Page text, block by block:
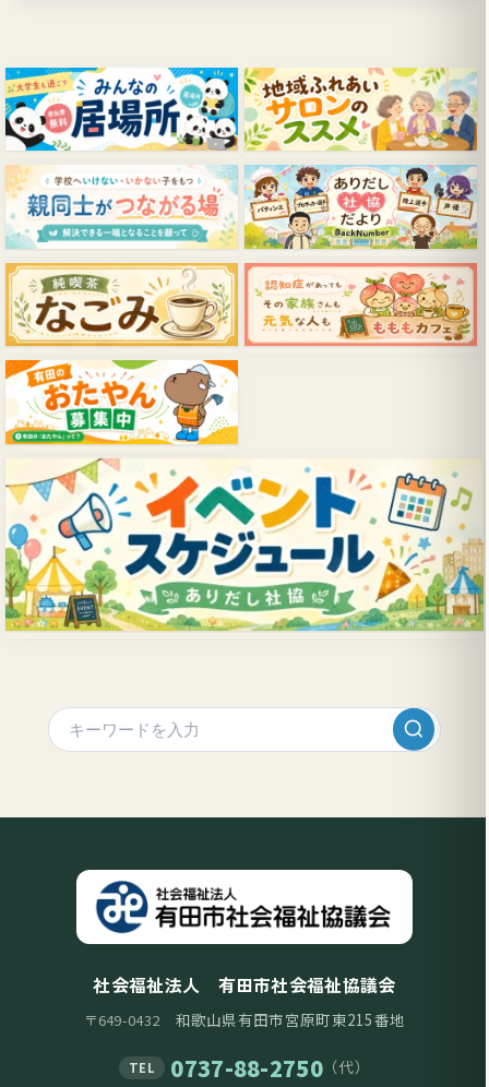
社会福祉法人 有田市社会福祉協議会
〒649-0432 和歌山県有田市宮原町東215番地
TEL 0737-88-2750（代）